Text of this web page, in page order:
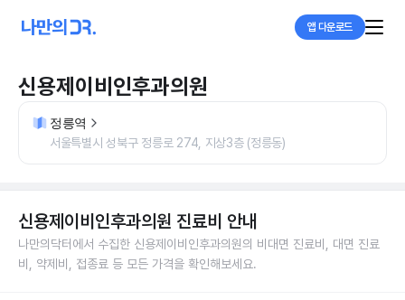
앱 다운로드
신용제이비인후과의원
정릉역
서울특별시 성북구 정릉로 274, 지상3층 (정릉동)
신용제이비인후과의원 진료비 안내
나만의닥터에서 수집한 신용제이비인후과의원의 비대면 진료비, 대면 진료
비, 약제비, 접종료 등 모든 가격을 확인해보세요.